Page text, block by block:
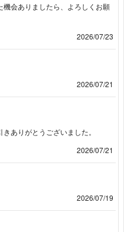
機会ありましたら、よろしくお願
2026/07/23
2026/07/21
ありがとうございました。
2026/07/21
2026/07/19